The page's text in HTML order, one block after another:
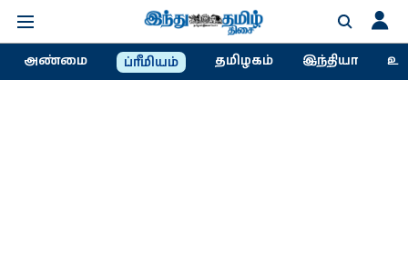
அண்மை ப்ரீமியம் தமிழகம் இந்தியா